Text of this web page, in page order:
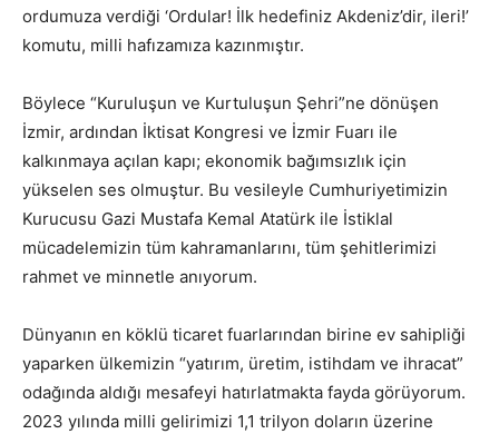
ordumuza verdiği ‘Ordular! İlk hedefiniz Akdeniz’dir, ileri!’
komutu, milli hafızamıza kazınmıştır.
Böylece “Kuruluşun ve Kurtuluşun Şehri”ne dönüşen
İzmir, ardından İktisat Kongresi ve İzmir Fuarı ile
kalkınmaya açılan kapı; ekonomik bağımsızlık için
yükselen ses olmuştur. Bu vesileyle Cumhuriyetimizin
Kurucusu Gazi Mustafa Kemal Atatürk ile İstiklal
mücadelemizin tüm kahramanlarını, tüm şehitlerimizi
rahmet ve minnetle anıyorum.
Dünyanın en köklü ticaret fuarlarından birine ev sahipliği
yaparken ülkemizin “yatırım, üretim, istihdam ve ihracat”
odağında aldığı mesafeyi hatırlatmakta fayda görüyorum.
2023 yılında milli gelirimizi 1,1 trilyon doların üzerine